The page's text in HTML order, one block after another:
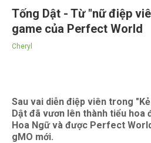
Tống Dật - Từ "nữ điệp
game của Perfect World
Cheryl
Sau vai diễn điệp viên trong
Dật đã vươn lên thành tiểu hoa
Hoa Ngữ và được Perfect
gMO mới.